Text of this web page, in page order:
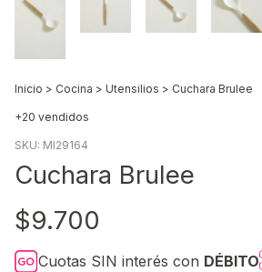
Inicio > Cocina > Utensilios > Cuchara Brulee
+20 vendidos
SKU: MI29164
Cuchara Brulee
$9.700
Cuotas SIN interés con DÉBITO